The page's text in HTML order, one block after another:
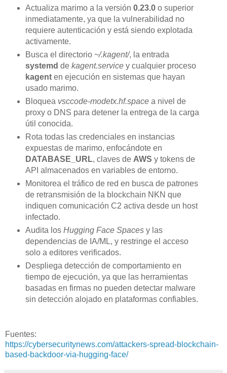
Actualiza marimo a la versión 0.23.0o superior
inmediatamente, ya que la vulnerabilidad no
requiere autenticación y está siendo explotada
activamente.
Busca el directorio ~/.kagent/, la entrada
systemd de kagent.servicey cualquier proceso
kagenten ejecución en sistemas que hayan
usado marimo.
Bloquea vsccode-modetx.hf.spacea nivel de
proxy o DNS para detener la entrega de la carga
útil conocida.
Rota todas las credenciales en instancias
expuestas de marimo, enfocándote en
DATABASE_URL, claves de AWS y tokens de
API almacenados en variables de entorno.
Monitorea el tráfico de red en busca de patrones
de retransmisión de la blockchain NKN que
indiquen comunicación C2 activa desde un host
infectado.
Audita los Hugging Face Spacesy las
dependencias de IA/ML, y restringe el acceso
solo a editores verificados.
Despliega detección de comportamiento en
tiempo de ejecución, ya que las herramientas
basadas en firmas no pueden detectar malware
sin detección alojado en plataformas confiables.
Fuentes:
https://cybersecuritynews.com/attackers-spread-blockchain-
based-backdoor-via-hugging-face/